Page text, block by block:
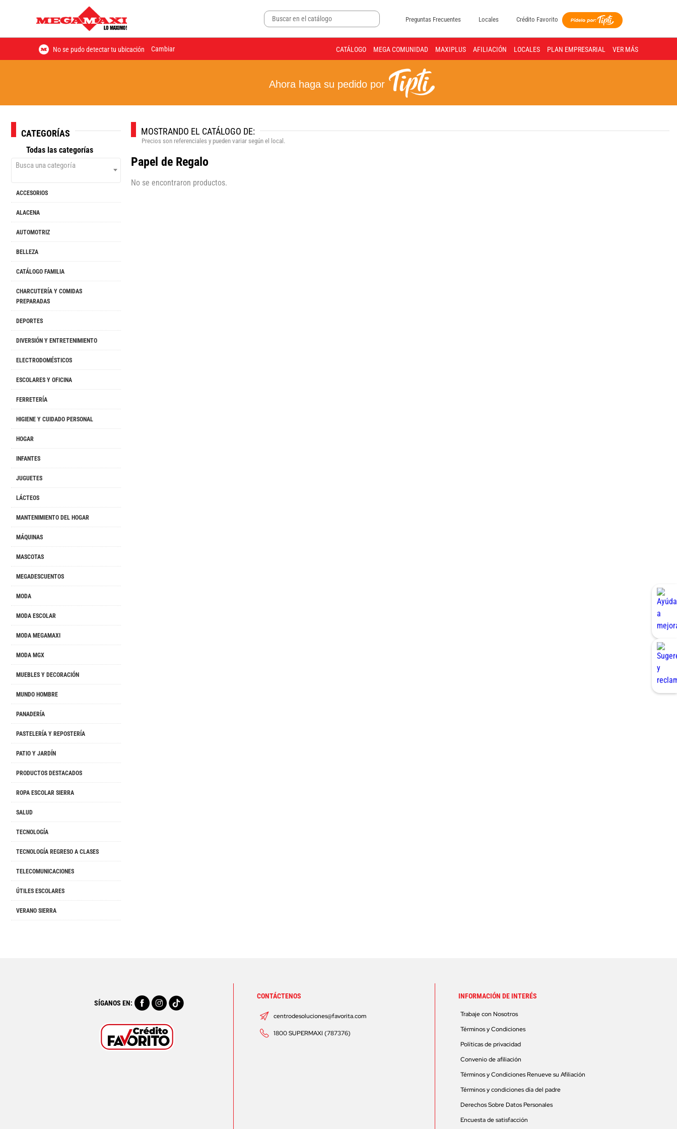
Preguntas Frecuentes Locales Crédito Favorito
No se pudo detectar tu ubicación Cambiar CATÁLOGO MEGA COMUNIDAD MAXIPLUS AFILIACIÓN LOCALES PLAN EMPRESARIAL VER MÁS
Ahora haga su pedido por
CATEGORÍAS
Todas las categorías
Busca una categoría
ACCESORIOS
ALACENA
AUTOMOTRIZ
BELLEZA
CATÁLOGO FAMILIA
CHARCUTERÍA Y COMIDAS
PREPARADAS
DEPORTES
DIVERSIÓN Y ENTRETENIMIENTO
ELECTRODOMÉSTICOS
ESCOLARES Y OFICINA
FERRETERÍA
HIGIENE Y CUIDADO PERSONAL
HOGAR
INFANTES
JUGUETES
LÁCTEOS
MANTENIMIENTO DEL HOGAR
MÁQUINAS
MASCOTAS
MEGADESCUENTOS
MODA
MODA ESCOLAR
MODA MEGAMAXI
MODA MGX
MUEBLES Y DECORACIÓN
MUNDO HOMBRE
PANADERÍA
PASTELERÍA Y REPOSTERÍA
PATIO Y JARDÍN
PRODUCTOS DESTACADOS
ROPA ESCOLAR SIERRA
SALUD
TECNOLOGÍA
TECNOLOGÍA REGRESO A CLASES
TELECOMUNICACIONES
ÚTILES ESCOLARES
VERANO SIERRA
MOSTRANDO EL CATÁLOGO DE:
Precios son referenciales y pueden variar según el local.
Papel de Regalo
No se encontraron productos.
SÍGANOS EN:
CONTÁCTENOS
centrodesoluciones@favorita.com
1800 SUPERMAXI (787376)
INFORMACIÓN DE INTERÉS
Trabaje con Nosotros
Términos y Condiciones
Políticas de privacidad
Convenio de afiliación
Términos y Condiciones Renueve su Afiliación
Términos y condiciones día del padre
Derechos Sobre Datos Personales
Encuesta de satisfacción